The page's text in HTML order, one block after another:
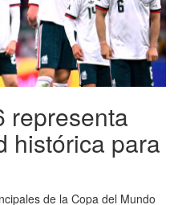
representa
histórica para
de la Copa del Mundo